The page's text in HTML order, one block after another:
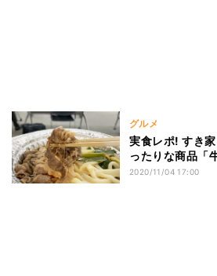
グルメ
実食レポ! すき
ったりな商品「
2020/11/04 17:00